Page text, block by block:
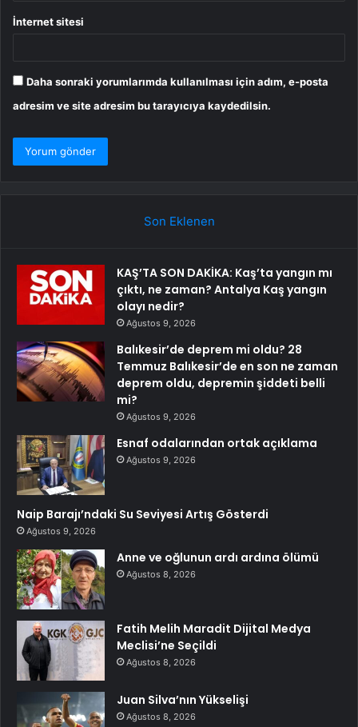
İnternet sitesi
Daha sonraki yorumlarımda kullanılması için adım, e-posta
adresim ve site adresim bu tarayıcıya kaydedilsin.
Son Eklenen
KAŞ’TA SON DAKİKA: Kaş’ta yangın mı
çıktı, ne zaman? Antalya Kaş yangın
olayı nedir?
Ağustos 9, 2026
Balıkesir’de deprem mi oldu? 28
Temmuz Balıkesir’de en son ne zaman
deprem oldu, depremin şiddeti belli
mi?
Ağustos 9, 2026
Esnaf odalarından ortak açıklama
Ağustos 9, 2026
Naip Barajı’ndaki Su Seviyesi Artış Gösterdi
Ağustos 9, 2026
Anne ve oğlunun ardı ardına ölümü
Ağustos 8, 2026
Fatih Melih Maradit Dijital Medya
Meclisi’ne Seçildi
Ağustos 8, 2026
Juan Silva’nın Yükselişi
Ağustos 8, 2026